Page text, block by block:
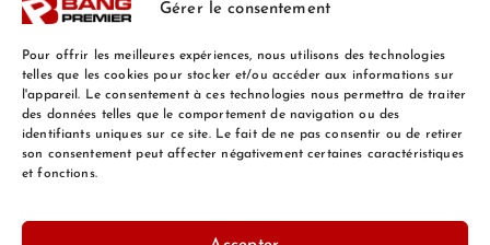
Gérer le consentement
Pour offrir les meilleures expériences, nous utilisons des technologies
telles que les cookies pour stocker et/ou accéder aux informations sur
l'appareil. Le consentement à ces technologies nous permettra de traiter
des données telles que le comportement de navigation ou des
identifiants uniques sur ce site. Le fait de ne pas consentir ou de retirer
son consentement peut affecter négativement certaines caractéristiques
et fonctions.
Mentions Légales